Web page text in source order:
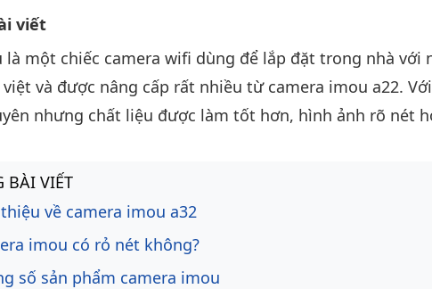
viết
là một chiếc camera wifi dùng để lắp đặt trong nhà với
và được nâng cấp rất nhiều từ camera imou a22.
nhưng chất liệu được làm tốt hơn, hình ảnh rõ nét
bài viết
BÀI VIẾT
về camera imou a32
imou có rỏ nét không?
số sản phẩm camera imou